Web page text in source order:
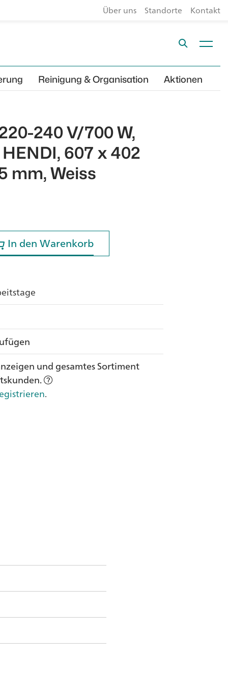
Über uns Standorte Kontakt
Reinigung & Organisation Aktionen
240 V/700 W,
607 x 402
mm, Weiss
In den Warenkorb
In den Warenkorb
und gesamtes Sortiment
.